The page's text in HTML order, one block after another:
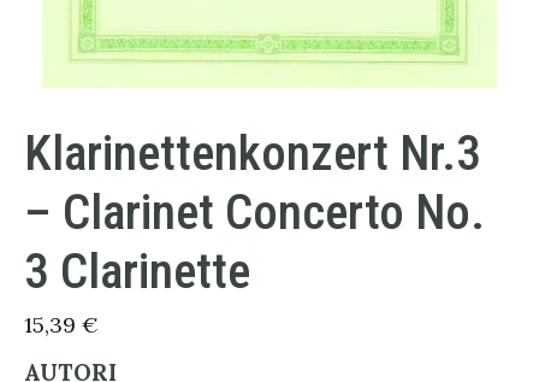
Klarinettenkonzert Nr.3
– Clarinet Concerto No.
3 Clarinette
15,39 €
AUTORI